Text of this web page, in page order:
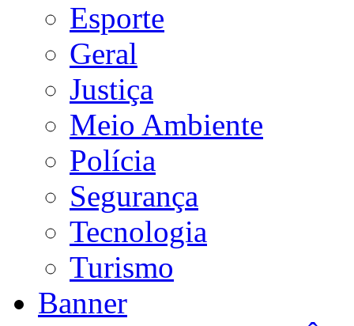
Esporte
Geral
Justiça
Meio Ambiente
Polícia
Segurança
Tecnologia
Turismo
Banner